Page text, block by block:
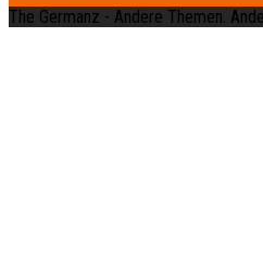
The Germanz - Andere Themen.